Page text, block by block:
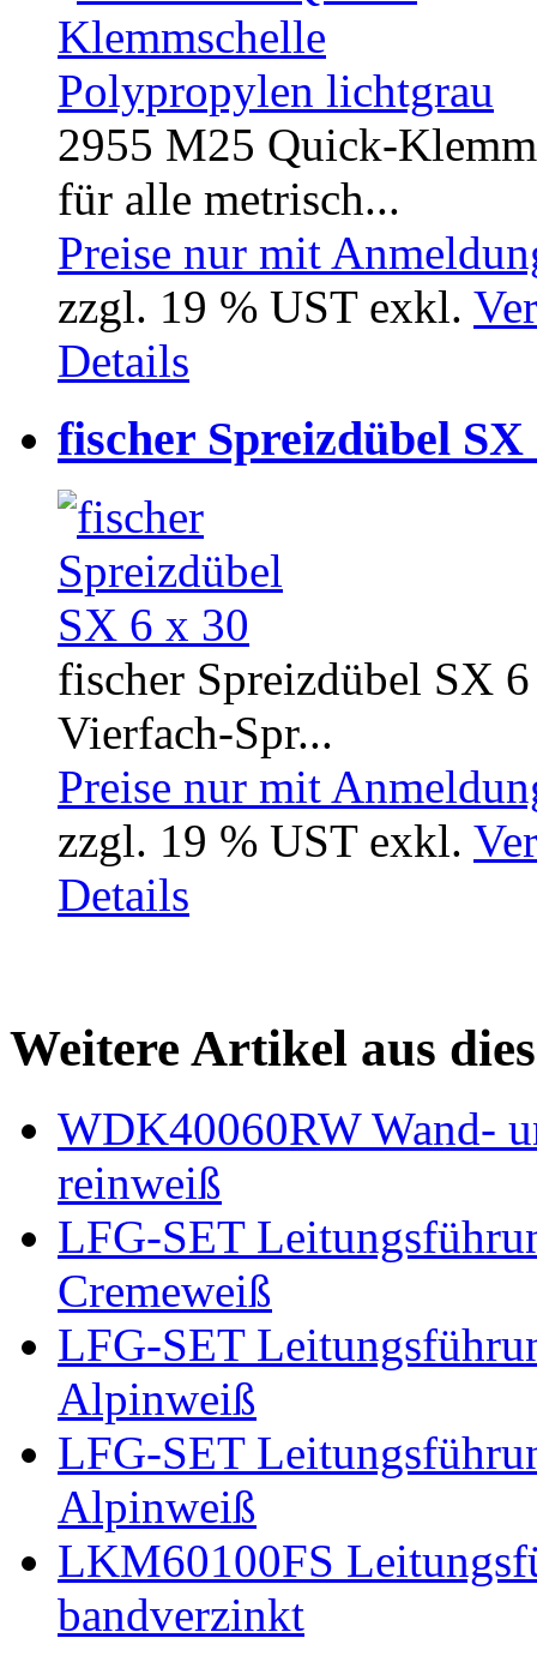
2955 M25 Quick-
für alle metrisch...
Preise nur mit
zzgl. 19 % UST exkl.
Details
fischer Spreizdübel SX
fischer Spreizdübel SX
Vierfach-Spr...
Preise nur mit
zzgl. 19 % UST exkl.
Details
Weitere Artikel aus
WDK40060RW Wand-
reinweiß
LFG-SET
Cremeweiß
LFG-SET
Alpinweiß
LFG-SET
Alpinweiß
LKM60100FS
bandverzinkt